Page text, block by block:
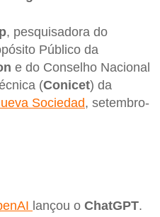
, pesquisadora do
Público da
e do Conselho Nacional
(Conicet) da
Sociedad, setembro-
lançou o ChatGPT.